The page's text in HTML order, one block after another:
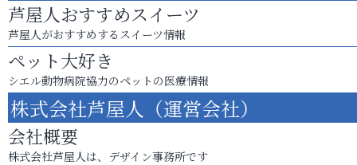
芦屋人おすすめスイーツ
芦屋人がおすすめするスイーツ情報
ペット大好き
シエル動物病院協力のペットの医療情報
株式会社芦屋人（運営会社）
会社概要
株式会社芦屋人は、デザイン事務所です